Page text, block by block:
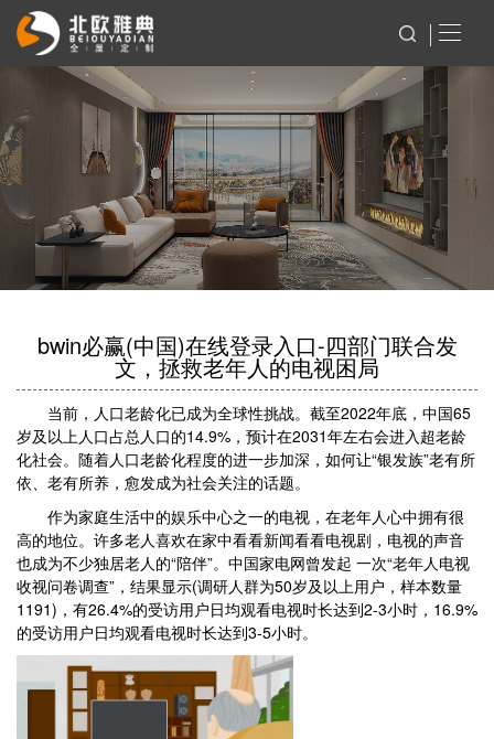
bwin必赢(中国)在线登录入口-四部门联合发
文，拯救老年人的电视困局
当前，人口老龄化已成为全球性挑战。截至2022年底，中国65
岁及以上人口占总人口的14.9%，预计在2031年左右会进入超老龄
化社会。随着人口老龄化程度的进一步加深，如何让“银发族”老有所
依、老有所养，愈发成为社会关注的话题。
作为家庭生活中的娱乐中心之一的电视，在老年人心中拥有很
高的地位。许多老人喜欢在家中看看新闻看看电视剧，电视的声音
也成为不少独居老人的“陪伴”。中国家电网曾发起 一次“老年人电视
收视问卷调查”，结果显示(调研人群为50岁及以上用户，样本数量
1191)，有26.4%的受访用户日均观看电视时长达到2-3小时，16.9%
的受访用户日均观看电视时长达到3-5小时。